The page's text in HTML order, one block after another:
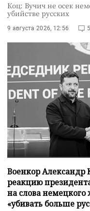
Коц: Вучич не осек
убийстве русских
9 августа 2026, 12:56
Военкор Александр
реакцию
на слова немецкого
«убивать больше